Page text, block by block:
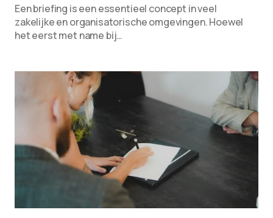
Een briefing is een essentieel concept in veel
zakelijke en organisatorische omgevingen. Hoewel
het eerst met name bij…